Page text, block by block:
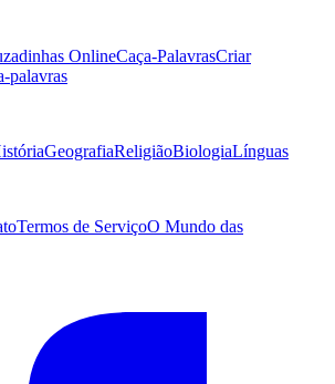
OnlineCaça-PalavrasCriar
palavras
GeografiaReligiãoBiologiaLínguas
Termos de ServiçoO Mundo das